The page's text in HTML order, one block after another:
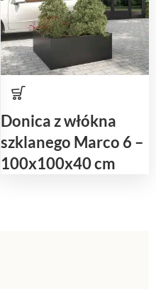
Donica z włókna
szklanego Marco 6 –
100x100x40 cm